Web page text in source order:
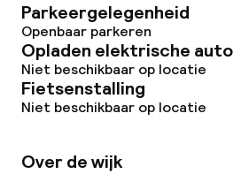
Parkeergelegenheid
Openbaar parkeren
Opladen elektrische auto
Niet beschikbaar op locatie
Fietsenstalling
Niet beschikbaar op locatie
Over de wijk